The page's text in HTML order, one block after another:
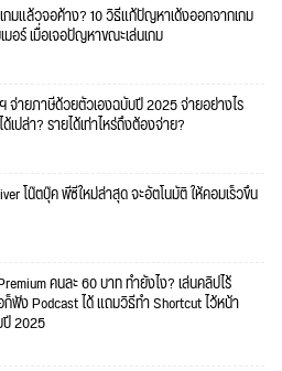
กมแล้วจอค้าง? 10 วิธีแก้ปัญหาเด้งออกจากเกม
อร์ เมื่อเจอปัญหาขณะเล่นเกม
จ่ายภาษีด้วยตัวเองฉบับปี 2025 จ่ายอย่างไร
เปล่า? รายได้เท่าไหร่ถึงต้องจ่าย?
โน๊ตบุ๊ค พีซีใหม่ล่าสุด จะอัตโนมัติ ให้คอมเร็วขึ้น
คนละ 60 บาท ทำยังไง? เล่นคลิปไร้
ฟัง Podcast ได้ แถมวิธีทำ Shortcut ไว้หน้า
2025